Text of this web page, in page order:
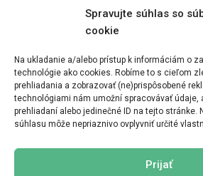
Spravujte súhlas so
cookie
Na ukladanie a/alebo prístup k informáciám o
technológie ako cookies. Robíme to s cieľom
prehliadania a zobrazovať (ne)prispôsobené
technológiami nám umožní spracovávať údaje,
prehliadaní alebo jedinečné ID na tejto stránke.
súhlasu môže nepriaznivo ovplyvniť určité
Prijať
Zobraziť menu